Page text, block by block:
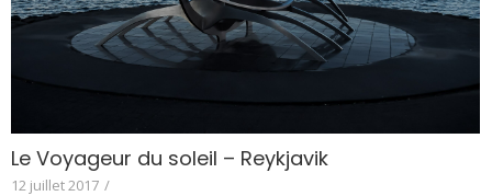
Le Voyageur du soleil – Reykjavik
12 juillet 2017 /